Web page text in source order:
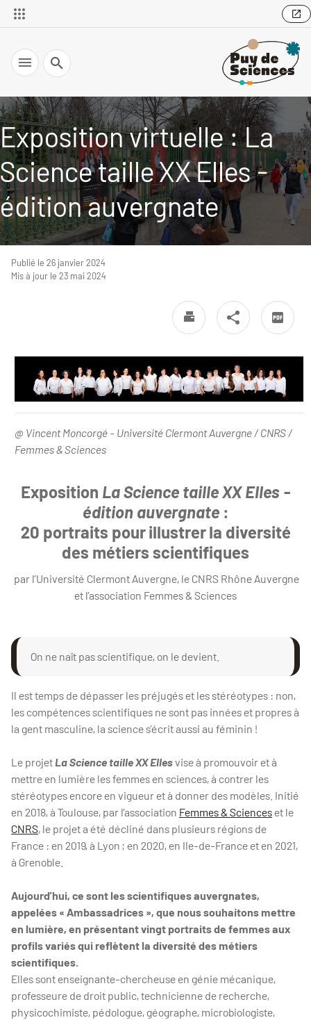
Recherche
Exposition virtuelle : La
Science taille XX Elles -
édition auvergnate
Publié le 26 janvier 2024
Mis à jour le 23 mai 2024
CESPAU UCA -
@ Vincent Moncorgé - Université Clermont Auvergne / CNRS /
Femmes & Sciences
Exposition La Science taille XX Elles -
édition auvergnate:
20 portraits pour illustrer la diversité
des métiers scientifiques
par l’Université Clermont Auvergne, le CNRS Rhône Auvergne
et l’association Femmes & Sciences
On ne naît pas scientifique, on le devient.
Il est temps de dépasser les préjugés et les stéréotypes : non,
les compétences scientifiques ne sont pas innées et propres à
la gent masculine, la science s’écrit aussi au féminin !
Le projet La Science taille XX Ellesvise à promouvoir et à
mettre en lumière les femmes en sciences, à contrer les
stéréotypes encore en vigueur et à donner des modèles. Initié
en 2018, à Toulouse, par l’association Femmes & Scienceset le
CNRS, le projet a été décliné dans plusieurs régions de
France : en 2019, à Lyon ; en 2020, en Ile-de-France et en 2021,
à Grenoble.
Aujourd’hui, ce sont les scientifiques auvergnates,
appelées « Ambassadrices », que nous souhaitons mettre
en lumière, en présentant vingt portraits de femmes aux
profils variés qui reflètent la diversité des métiers
scientifiques.
Elles sont enseignante-chercheuse en génie mécanique,
professeure de droit public, technicienne de recherche,
physicochimiste, pédologue, géographe, microbiologiste,